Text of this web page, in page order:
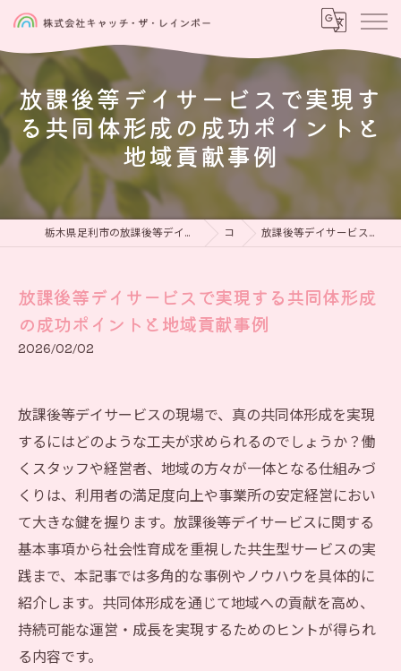
放課後等デイサービスで実現す
る共同体形成の成功ポイントと
地域貢献事例
栃木県足利市の放課後等デイサービスなら児童発達支援と放課後等デイサービス 虹をつかもう コラム 放課後等デイサービスで実現する共同体形成の成功ポイントと地域貢献事例
放課後等デイサービスで実現する共同体形成
の成功ポイントと地域貢献事例
2026/02/02
放課後等デイサービスの現場で、真の共同体形成を実現
するにはどのような工夫が求められるのでしょうか？働
くスタッフや経営者、地域の方々が一体となる仕組みづ
くりは、利用者の満足度向上や事業所の安定経営におい
て大きな鍵を握ります。放課後等デイサービスに関する
基本事項から社会性育成を重視した共生型サービスの実
践まで、本記事では多角的な事例やノウハウを具体的に
紹介します。共同体形成を通じて地域への貢献を高め、
持続可能な運営・成長を実現するためのヒントが得られ
る内容です。